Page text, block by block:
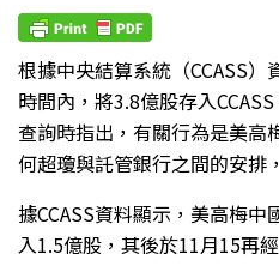
根據中央結算系統（CCASS
時間內，將3.8億股存入
查詢時指出，有關行為是美高
何超瓊與託管銀行之間的安排
據CCASS資料顯示，美高梅
入1.5億股，其後於11月15再